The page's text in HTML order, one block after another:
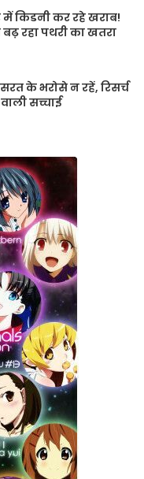
किडनी कर रहे खराब!
रहा पथरी का खतरा
के भरोसे न रहें, रिसर्च
सच्चाई